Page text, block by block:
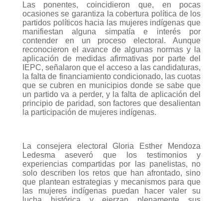
Las ponentes, coincidieron que, en pocas
ocasiones se garantiza la cobertura política de los
partidos políticos hacia las mujeres indígenas que
manifiestan alguna simpatía e interés por
contender en un proceso electoral. Aunque
reconocieron el avance de algunas normas y la
aplicación de medidas afirmativas por parte del
IEPC, señalaron que el acceso a las candidaturas,
la falta de financiamiento condicionado, las cuotas
que se cubren en municipios donde se sabe que
un partido va a perder, y la falta de aplicación del
principio de paridad, son factores que desalientan
la participación de mujeres indígenas.
La consejera electoral Gloria Esther Mendoza
Ledesma aseveró que los testimonios y
experiencias compartidas por las panelistas, no
solo describen los retos que han afrontado, sino
que plantean estrategias y mecanismos para que
las mujeres indígenas puedan hacer valer su